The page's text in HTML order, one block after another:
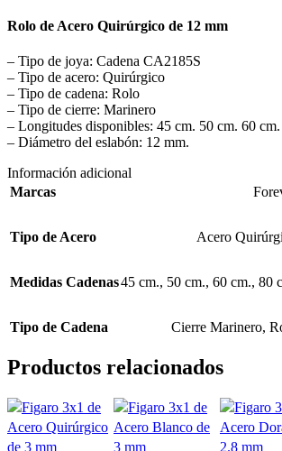
Rolo de Acero Quirúrgico de 12 mm
– Tipo de joya: Cadena CA2185S
– Tipo de acero: Quirúrgico
– Tipo de cadena: Rolo
– Tipo de cierre: Marinero
– Longitudes disponibles: 45 cm. 50 cm. 60
– Diámetro del eslabón: 12 mm.
Información adicional
Marcas
Tipo de Acero Acero
Medidas Cadenas45 cm., 50 cm., 60 cm., 80
Tipo de Cadena Cierre Marinero,
Productos relacionados